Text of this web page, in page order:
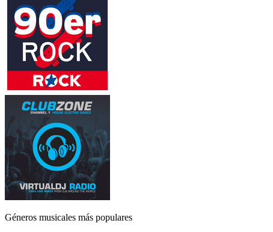
Géneros musicales más populares